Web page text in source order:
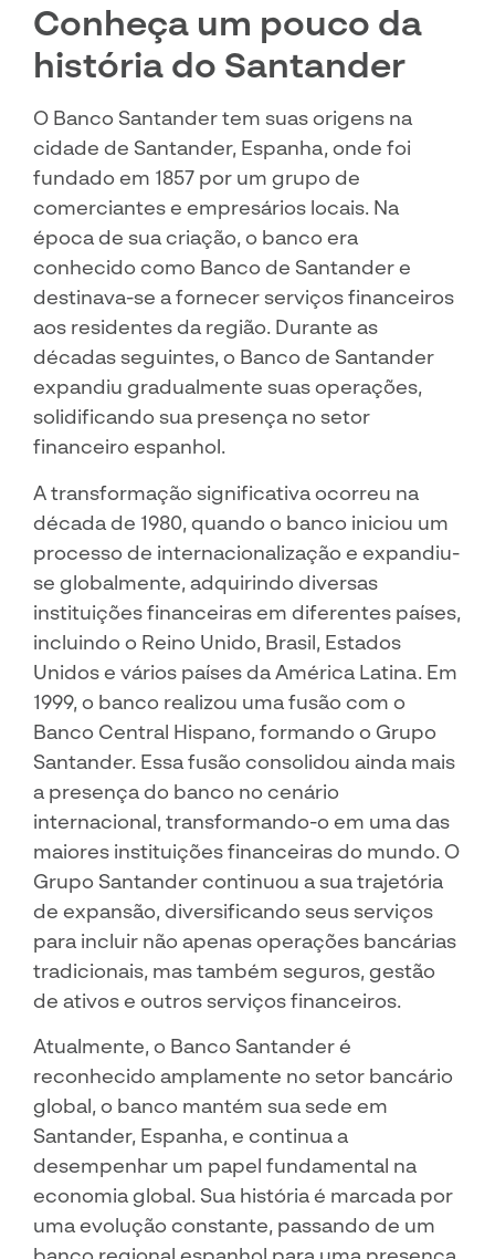
Conheça um pouco da
história do Santander
O Banco Santander tem suas origens na
cidade de Santander, Espanha, onde foi
fundado em 1857 por um grupo de
comerciantes e empresários locais. Na
época de sua criação, o banco era
conhecido como Banco de Santander e
destinava-se a fornecer serviços financeiros
aos residentes da região. Durante as
décadas seguintes, o Banco de Santander
expandiu gradualmente suas operações,
solidificando sua presença no setor
financeiro espanhol.
A transformação significativa ocorreu na
década de 1980, quando o banco iniciou um
processo de internacionalização e expandiu-
se globalmente, adquirindo diversas
instituições financeiras em diferentes países,
incluindo o Reino Unido, Brasil, Estados
Unidos e vários países da América Latina. Em
1999, o banco realizou uma fusão com o
Banco Central Hispano, formando o Grupo
Santander. Essa fusão consolidou ainda mais
a presença do banco no cenário
internacional, transformando-o em uma das
maiores instituições financeiras do mundo. O
Grupo Santander continuou a sua trajetória
de expansão, diversificando seus serviços
para incluir não apenas operações bancárias
tradicionais, mas também seguros, gestão
de ativos e outros serviços financeiros.
Atualmente, o Banco Santander é
reconhecido amplamente no setor bancário
global, o banco mantém sua sede em
Santander, Espanha, e continua a
desempenhar um papel fundamental na
economia global. Sua história é marcada por
uma evolução constante, passando de um